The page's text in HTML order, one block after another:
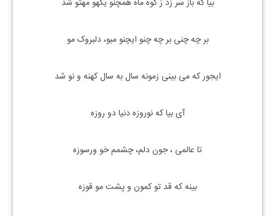
بیا که باز سر زد ز کوه ماه همچنو یکهو مهتو شد
بر چه چنی بر چه چنو ایچنو مبو، دلبروک مو
ایجور که می بینی زمونه سال به سال کهنه و نو شد
آی بیا که نوروزه دنیا دو روزه
تا عالمی ، جون دلم، چشمم خو ورسوزه
بینه که قد تو کمون و پشت مو قوزه